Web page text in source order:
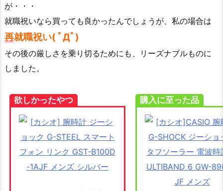
が・・・
就職祝いなら買っても良かったんでしょうが、私の場合は
再就職祝い( ﾟДﾟ)
その後の厳しさを乗り切るためにも、リーズナブルものに
しました。
欲しかったやつ 購入に至った品